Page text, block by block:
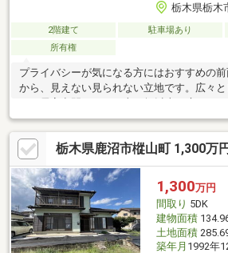
栃木県栃木
2階建て 駐車場あり
所有権
プライバシーが気になる方にはおすすめの
から、見えない見られない立地です。広々と
㎡の居室空間で、その上10坪以上の庭のあ
ゆったりとすすみます。主室のみならず他
２台以上設置済です。家族の物語が生まれ
越しください。栃木県鹿沼市樅山町 1,300万
1,300万円
間取り 5DK
建物面積
土地面積
築年月 1992年